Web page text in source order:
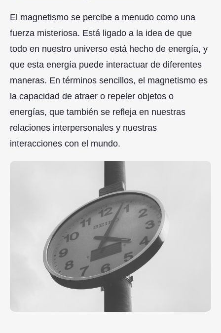
El magnetismo se percibe a menudo como una
fuerza misteriosa. Está ligado a la idea de que
todo en nuestro universo está hecho de energía, y
que esta energía puede interactuar de diferentes
maneras. En términos sencillos, el magnetismo es
la capacidad de atraer o repeler objetos o
energías, que también se refleja en nuestras
relaciones interpersonales y nuestras
interacciones con el mundo.